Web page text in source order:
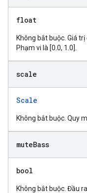
float
Không bắt buộc. Giá
Phạm vi là [0.0, 1.0].
scale
Scale
Không bắt buộc. Quy
muteBass
bool
Không bắt buộc. Đầu